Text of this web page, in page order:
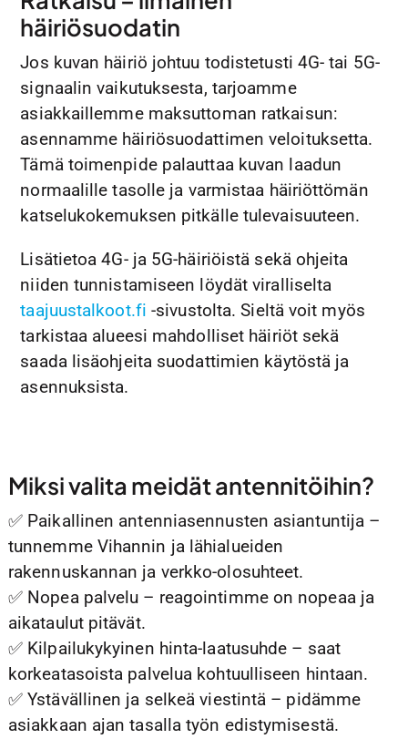
häiriösuodatin
Jos kuvan häiriö johtuu todistetusti 4G- tai 5G-
signaalin vaikutuksesta, tarjoamme
asiakkaillemme maksuttoman ratkaisun:
asennamme häiriösuodattimen veloituksetta.
Tämä toimenpide palauttaa kuvan laadun
normaalille tasolle ja varmistaa häiriöttömän
katselukokemuksen pitkälle tulevaisuuteen.
Lisätietoa 4G- ja 5G-häiriöistä sekä ohjeita
niiden tunnistamiseen löydät viralliselta
taajuustalkoot.fi -sivustolta. Sieltä voit myös
tarkistaa alueesi mahdolliset häiriöt sekä
saada lisäohjeita suodattimien käytöstä ja
asennuksista.
Miksi valita meidät antennitöihin?
✅ Paikallinen antenniasennusten asiantuntija –
tunnemme Vihannin ja lähialueiden
rakennuskannan ja verkko-olosuhteet.
✅ Nopea palvelu – reagointimme on nopeaa ja
aikataulut pitävät.
✅ Kilpailukykyinen hinta-laatusuhde – saat
korkeatasoista palvelua kohtuulliseen hintaan.
✅ Ystävällinen ja selkeä viestintä – pidämme
asiakkaan ajan tasalla työn edistymisestä.